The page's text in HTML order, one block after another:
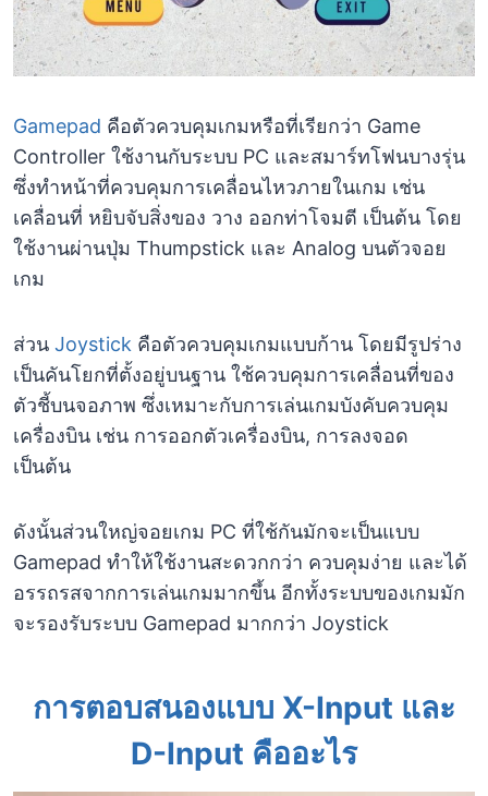
Gamepad คือตัวควบคุมเกมหรือที่เรียกว่า Game
Controller ใช้งานกับระบบ PC และสมาร์ทโฟนบางรุ่น
ซึ่งทำหน้าที่ควบคุมการเคลื่อนไหวภายในเกม เช่น
เคลื่อนที่ หยิบจับสิ่งของ วาง ออกท่าโจมตี เป็นต้น โดย
ใช้งานผ่านปุ่ม Thumpstick และ Analog บนตัวจอย
เกม
ส่วน Joystick คือตัวควบคุมเกมแบบก้าน โดยมีรูปร่าง
เป็นคันโยกที่ตั้งอยู่บนฐาน ใช้ควบคุมการเคลื่อนที่ของ
ตัวชี้บนจอภาพ ซึ่งเหมาะกับการเล่นเกมบังคับควบคุม
เครื่องบิน เช่น การออกตัวเครื่องบิน, การลงจอด
เป็นต้น
ดังนั้นส่วนใหญ่จอยเกม PC ที่ใช้กันมักจะเป็นแบบ
Gamepad ทำให้ใช้งานสะดวกกว่า ควบคุมง่าย และได้
อรรถรสจากการเล่นเกมมากขึ้น อีกทั้งระบบของเกมมัก
จะรองรับระบบ Gamepad มากกว่า Joystick
การตอบสนองแบบ X-Input และ
D-Input คืออะไร